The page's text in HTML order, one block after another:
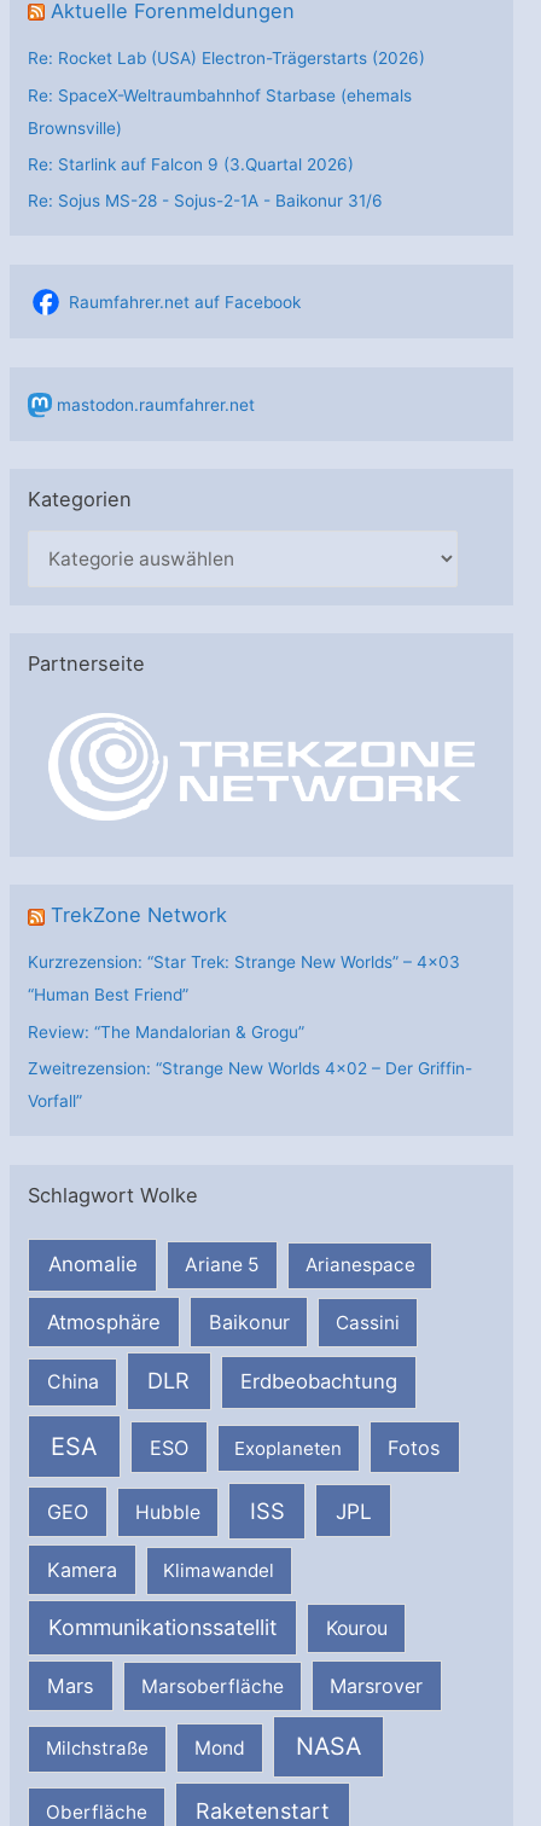
Aktuelle Forenmeldungen
Re: Rocket Lab (USA) Electron-Trägerstarts (2026)
Re: SpaceX-Weltraumbahnhof Starbase (ehemals
Brownsville)
Re: Starlink auf Falcon 9 (3.Quartal 2026)
Re: Sojus MS-28 - Sojus-2-1А - Baikonur 31/6
Raumfahrer.net auf Facebook
mastodon.raumfahrer.net
Kategorien
g
Partnerseite
TrekZone Network
Kurzrezension: “Star Trek: Strange New Worlds” – 4×03
“Human Best Friend”
Review: “The Mandalorian & Grogu”
Zweitrezension: “Strange New Worlds 4×02 – Der Griffin-
Vorfall”
Schlagwort Wolke
Anomalie Ariane 5 Arianespace
Atmosphäre Baikonur Cassini
China DLR Erdbeobachtung
ESA ESO Exoplaneten Fotos
GEO Hubble ISS JPL
Kamera Klimawandel
Kommunikationssatellit Kourou
Mars Marsoberfläche Marsrover
Milchstraße Mond NASA
Oberfläche Raketenstart